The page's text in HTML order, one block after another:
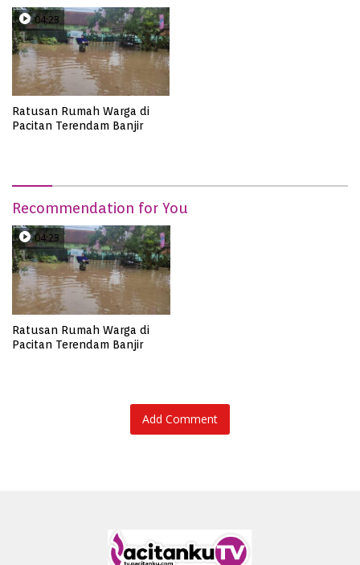
04:23
Ratusan Rumah Warga di
Pacitan Terendam Banjir
Recommendation for You
04:23
Ratusan Rumah Warga di
Pacitan Terendam Banjir
Add Comment